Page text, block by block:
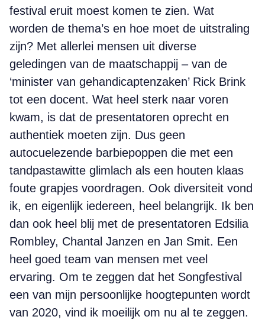
festival eruit moest komen te zien. Wat
worden de thema’s en hoe moet de uitstraling
zijn? Met allerlei mensen uit diverse
geledingen van de maatschappij – van de
‘minister van gehandicaptenzaken’ Rick Brink
tot een docent. Wat heel sterk naar voren
kwam, is dat de presentatoren oprecht en
authentiek moeten zijn. Dus geen
autocuelezende barbiepoppen die met een
tandpastawitte glimlach als een houten klaas
foute grapjes voordragen. Ook diversiteit vond
ik, en eigenlijk iedereen, heel belangrijk. Ik ben
dan ook heel blij met de presentatoren Edsilia
Rombley, Chantal Janzen en Jan Smit. Een
heel goed team van mensen met veel
ervaring. Om te zeggen dat het Songfestival
een van mijn persoonlijke hoogtepunten wordt
van 2020, vind ik moeilijk om nu al te zeggen.